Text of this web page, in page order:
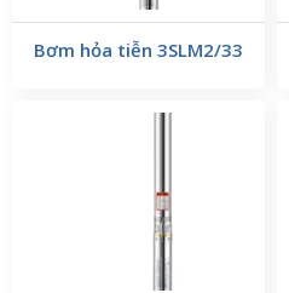
Bơm hỏa tiễn 3SLM2/33